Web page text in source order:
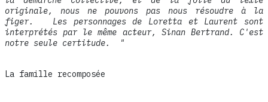
originale, nous ne pouvons pas nous résoudre à la
figer. Les personnages de Loretta et Laurent sont
interprétés par le même acteur, Sinan Bertrand. C'est
notre seule certitude. "
La famille recomposée